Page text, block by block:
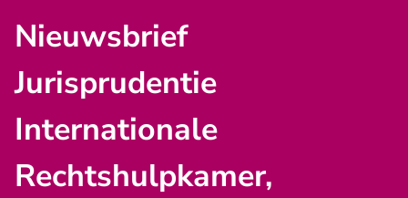
Nieuwsbrief
Jurisprudentie
Internationale
Rechtshulpkamer,